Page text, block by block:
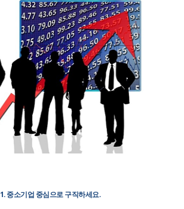
1. 중소기업 중심으로 구직하세요.